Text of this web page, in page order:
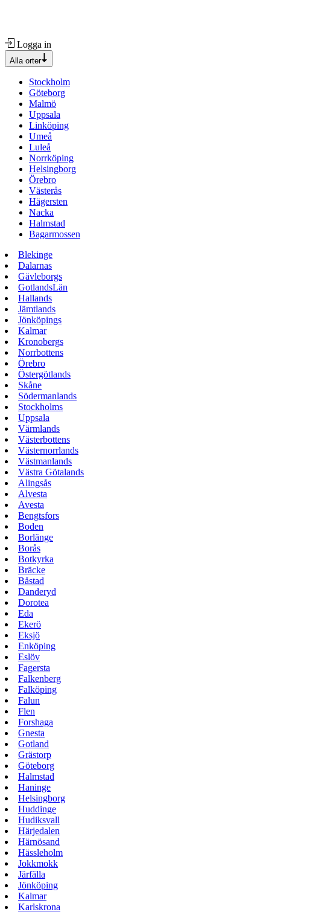
Logga in
Alla orter
Stockholm
Göteborg
Malmö
Uppsala
Linköping
Umeå
Luleå
Norrköping
Helsingborg
Örebro
Västerås
Hägersten
Nacka
Halmstad
Bagarmossen
Blekinge
Dalarnas
Gävleborgs
GotlandsLän
Hallands
Jämtlands
Jönköpings
Kalmar
Kronobergs
Norrbottens
Örebro
Östergötlands
Skåne
Södermanlands
Stockholms
Uppsala
Värmlands
Västerbottens
Västernorrlands
Västmanlands
Västra Götalands
Alingsås
Alvesta
Avesta
Bengtsfors
Boden
Borlänge
Borås
Botkyrka
Bräcke
Båstad
Danderyd
Dorotea
Eda
Ekerö
Eksjö
Enköping
Eslöv
Fagersta
Falkenberg
Falköping
Falun
Flen
Forshaga
Gnesta
Gotland
Grästorp
Göteborg
Halmstad
Haninge
Helsingborg
Huddinge
Hudiksvall
Härjedalen
Härnösand
Hässleholm
Jokkmokk
Järfälla
Jönköping
Kalmar
Karlskrona